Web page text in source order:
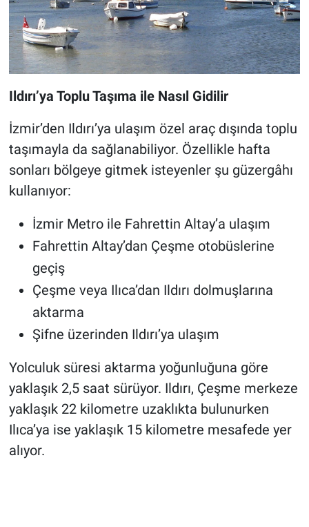
Ildırı’ya Toplu Taşıma ile Nasıl Gidilir
İzmir’den Ildırı’ya ulaşım özel araç dışında toplu
taşımayla da sağlanabiliyor. Özellikle hafta
sonları bölgeye gitmek isteyenler şu güzergâhı
kullanıyor:
İzmir Metro ile Fahrettin Altay’a ulaşım
Fahrettin Altay’dan Çeşme otobüslerine
geçiş
Çeşme veya Ilıca’dan Ildırı dolmuşlarına
aktarma
Şifne üzerinden Ildırı’ya ulaşım
Yolculuk süresi aktarma yoğunluğuna göre
yaklaşık 2,5 saat sürüyor. Ildırı, Çeşme merkeze
yaklaşık 22 kilometre uzaklıkta bulunurken
Ilıca’ya ise yaklaşık 15 kilometre mesafede yer
alıyor.